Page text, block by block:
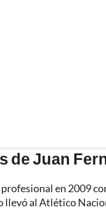
de Juan
en 2009
llevó al Atlético